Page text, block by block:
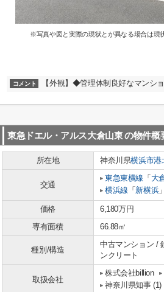
※写真や図と実際の現状とが異なる場合は現
コメント 【外観】◆管理体制良好なマンシ
東急ドエル・アルス大倉山東 の物件概
所在地 神奈川県横浜市港
交通
東急東横線 「 大
横浜線 「 新横浜
価格 6,180万円
専有面積
66.88㎡
種別/構造
中古マンション /
ンクリート
取扱会社
株式会社billion
神奈川県知事 (1)